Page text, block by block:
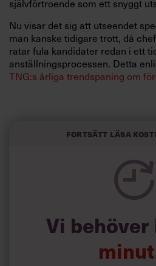
självförtroende som ett snyggt
Nu visar det sig att utseendet
man kanske tidigare trott, då
ratar fula kandidater redan i ett
anställningsprocessen. Detta
TNG:s årliga trendspaning om
kopplar utvecklingen till det
Enligt rekryteringsföretagets
14 procent av
bortvalda på grund av sitt
att de påverkas av kandidatens
anställningsintervju, framgår av
Fortsätt läsa
Vi behöver